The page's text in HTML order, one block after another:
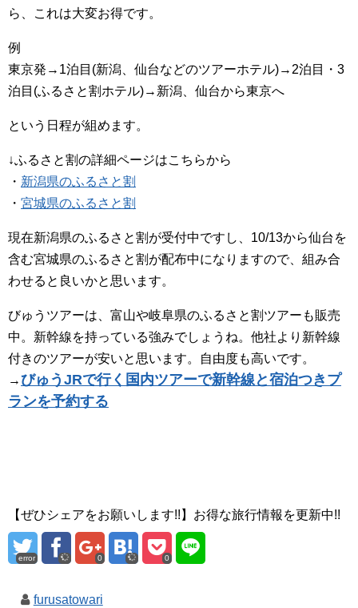
ら、これは大変お得です。
例
東京発→1泊目(新潟、仙台などのツアーホテル)→2泊目・3
泊目(ふるさと割ホテル)→新潟、仙台から東京へ
という日程が組めます。
↓ふるさと割の詳細ページはこちらから
・ 新潟県のふるさと割
・ 宮城県のふるさと割
現在新潟県のふるさと割が受付中ですし、10/13から仙台を
含む宮城県のふるさと割が配布中になりますので、組み合
わせると良いかと思います。
びゅうツアーは、富山や岐阜県のふるさと割ツアーも販売
中。新幹線を持っている強みでしょうね。他社より新幹線
付きのツアーが安いと思います。自由度も高いです。
→びゅうJRで行く国内ツアーで新幹線と宿泊つきプ
ランを予約する
【ぜひシェアをお願いします!!】お得な旅行情報を更新中!!
error 0 0
furusatowari